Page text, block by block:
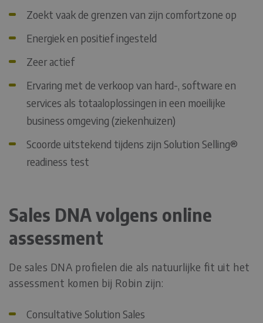
Zoekt vaak de grenzen van zijn comfortzone op
Energiek en positief ingesteld
Zeer actief
Ervaring met de verkoop van hard-, software en
services als totaaloplossingen in een moeilijke
business omgeving (ziekenhuizen)
Scoorde uitstekend tijdens zijn Solution Selling®
readiness test
Sales DNA volgens online
assessment
De sales DNA profielen die als natuurlijke fit uit het
assessment komen bij Robin zijn:
Consultative Solution Sales